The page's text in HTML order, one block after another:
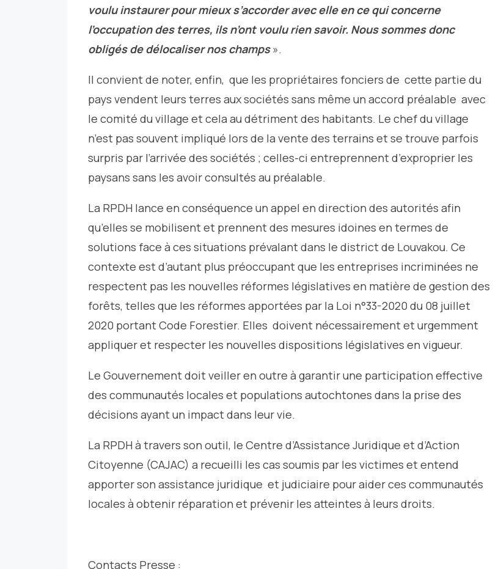
voulu instaurer pour mieux s’accorder avec elle en ce qui concerne
l’occupation des terres, ils n’ont voulu rien savoir. Nous sommes donc
obligés de délocaliser nos champs».
Il convient de noter, enfin, que les propriétaires fonciers de cette partie du
pays vendent leurs terres aux sociétés sans même un accord préalable avec
le comité du village et cela au détriment des habitants. Le chef du village
n’est pas souvent impliqué lors de la vente des terrains et se trouve parfois
surpris par l’arrivée des sociétés ; celles-ci entreprennent d’exproprier les
paysans sans les avoir consultés au préalable.
La RPDH lance en conséquence un appel en direction des autorités afin
qu’elles se mobilisent et prennent des mesures idoines en termes de
solutions face à ces situations prévalant dans le district de Louvakou. Ce
contexte est d’autant plus préoccupant que les entreprises incriminées ne
respectent pas les nouvelles réformes législatives en matière de gestion des
forêts, telles que les réformes apportées par la Loi n°33-2020 du 08 juillet
2020 portant Code Forestier. Elles doivent nécessairement et urgemment
appliquer et respecter les nouvelles dispositions législatives en vigueur.
Le Gouvernement doit veiller en outre à garantir une participation effective
des communautés locales et populations autochtones dans la prise des
décisions ayant un impact dans leur vie.
La RPDH à travers son outil, le Centre d’Assistance Juridique et d’Action
Citoyenne (CAJAC) a recueilli les cas soumis par les victimes et entend
apporter son assistance juridique et judiciaire pour aider ces communautés
locales à obtenir réparation et prévenir les atteintes à leurs droits.
Contacts Presse :